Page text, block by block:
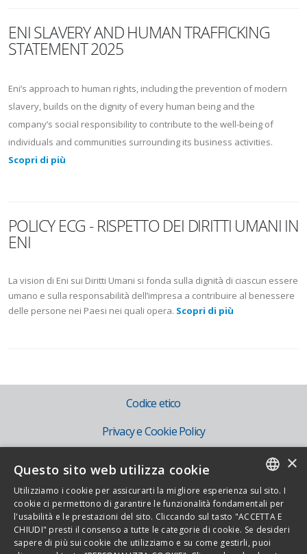
ENI SLAVERY AND HUMAN TRAFFICKING
STATEMENT 2025
Eni’s approach to human rights, including the prevention of modern
slavery, builds on the dignity of every human being and the
company’s social responsibility to contribute to the well-being of
individuals and communities surrounding its business activities.
Scopri di più
POLICY ECG - RISPETTO DEI DIRITTI UMANI IN
ENI
La vision di Eni sui Diritti Umani si fonda sulla dignità di ciascun essere
umano e sulla responsabilità dell’impresa a contribuire al benessere
delle persone nei Paesi nei quali opera. Scopri di più
Codice etico
Privacy e Cookie Policy
IT
EN
ITALIAN
ENGLISH
×
Questo sito web utilizza cookie
Utilizziamo i cookie per assicurarti la migliore esperienza sul sito. I
cookie ci permettono di garantire le funzionalità fondamentali per
l'usabilità e le prestazioni del sito. Cliccando sul tasto "ACCETTA E
CHIUDI" presti il consenso a tutte le categorie di cookie. Se desideri
sapere di più sui cookie che utilizziamo e su come gestirli, puoi